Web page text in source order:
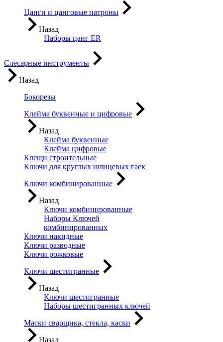
Цанги и цанговые патроны
Назад
Наборы цанг ER
Слесарные инструменты
Назад
Бокорезы
Клейма буквенные и цифровые
Назад
Клейма буквенные
Клейма цифровые
Клещи строительные
Ключи для круглых шлицевых гаек
Ключи комбинированные
Назад
Ключи комбинированные
Наборы Ключей
комбинированных
Ключи накидные
Ключи разводные
Ключи рожковые
Ключи шестигранные
Назад
Ключи шестигранные
Наборы шестигранных ключей
Маски сварщика, стекла, каски
Назад